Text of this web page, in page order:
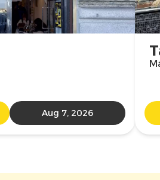
Aug 7, 2026